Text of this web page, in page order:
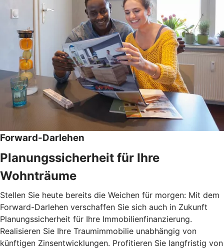
Forward-Darlehen
Planungssicherheit für Ihre
Wohnträume
Stellen Sie heute bereits die Weichen für morgen: Mit dem
Forward-Darlehen verschaffen Sie sich auch in Zukunft
Planungssicherheit für Ihre Immobilienfinanzierung.
Realisieren Sie Ihre Traumimmobilie unabhängig von
künftigen Zinsentwicklungen. Profitieren Sie langfristig von